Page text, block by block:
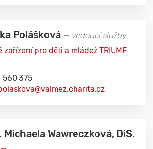
Polášková — vedoucí služby
zařízení pro děti a mládež TRIUMF
560 375
Michaela Wawreczková, DiS.